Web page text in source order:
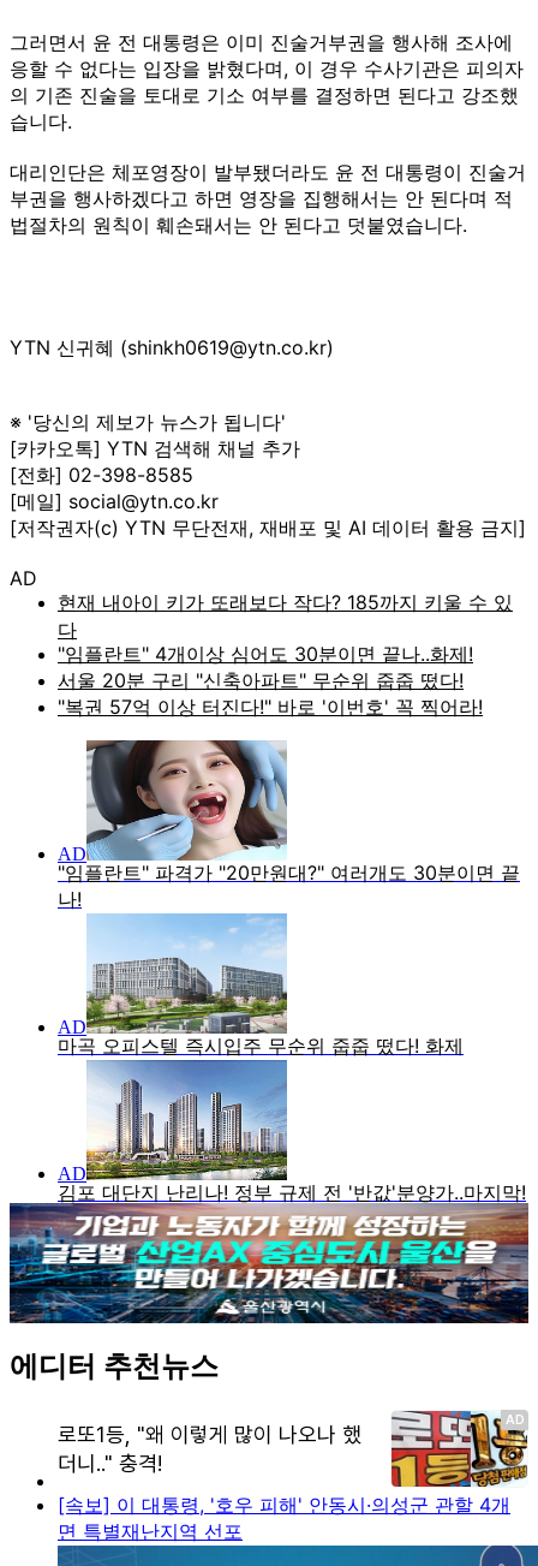
그러면서 윤 전 대통령은 이미 진술거부권을 행사해 조사에
응할 수 없다는 입장을 밝혔다며, 이 경우 수사기관은 피의자
의 기존 진술을 토대로 기소 여부를 결정하면 된다고 강조했
습니다.
대리인단은 체포영장이 발부됐더라도 윤 전 대통령이 진술거
부권을 행사하겠다고 하면 영장을 집행해서는 안 된다며 적
법절차의 원칙이 훼손돼서는 안 된다고 덧붙였습니다.
YTN 신귀혜 (shinkh0619@ytn.co.kr)
※ '당신의 제보가 뉴스가 됩니다'
[카카오톡] YTN 검색해 채널 추가
[전화] 02-398-8585
[메일] social@ytn.co.kr
[저작권자(c) YTN 무단전재, 재배포 및 AI 데이터 활용 금지]
AD
에디터 추천뉴스
[속보] 이 대통령, '호우 피해' 안동시·의성군 관할 4개
면 특별재난지역 선포